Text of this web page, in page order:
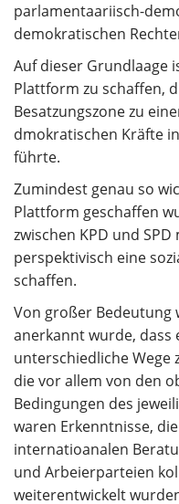
parlamentaariisch-
demokratischen
Auf dieser Grundlaage
Plattform zu schaffen,
Besatzungszone zu
dmokratischen Kräfte
führte.
Zumindest genau so
Plattform geschaffen
zwischen KPD und
perspektivisch eine
schaffen.
Von großer Bedeutung
anerkannt wurde, dass
unterschiedliche Wege
die vor allem von den
Bedingungen des
waren Erkenntnisse,
internatioanalen
und Arbeierparteien
weiterentwickelt